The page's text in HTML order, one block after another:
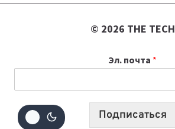
© 2026 THE TECH
Эл. почта *
Подписаться